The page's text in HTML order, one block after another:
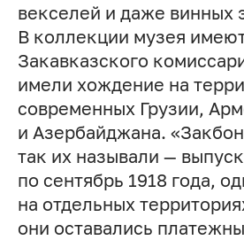
векселей и даже винных
В коллекции музея
Закавказского
имели хождение на
современных Грузии,
и Азербайджана.
так их называли —
по сентябрь 1918 года,
на отдельных
они оставались